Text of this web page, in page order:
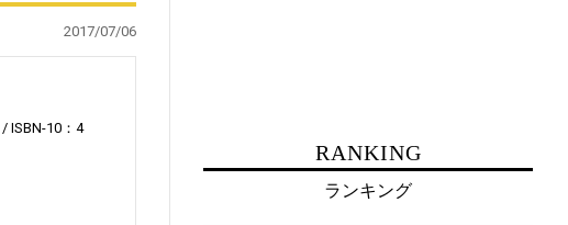
2017/07/06
ISBN-10：4
RANKING
ランキング